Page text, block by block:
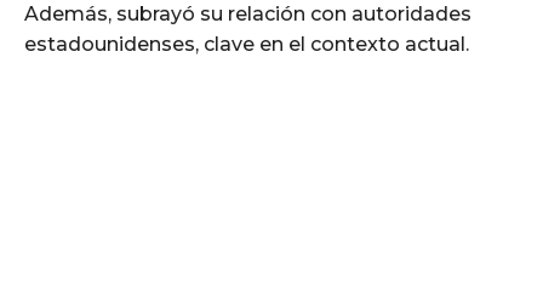
Además, subrayó su relación con autoridades
estadounidenses, clave en el contexto actual.